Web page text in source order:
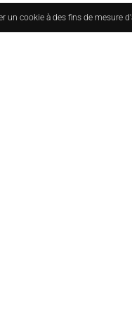
un cookie à des fins de mesure